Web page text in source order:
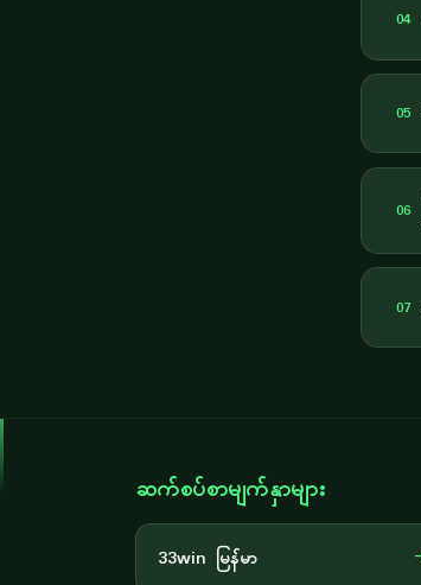
04
05
06
07
ဆက်စပ်စာမျက်နှာများ
33win မြန်မာ